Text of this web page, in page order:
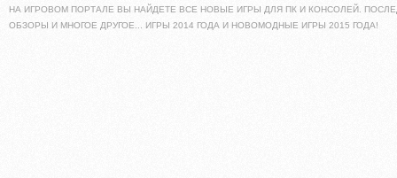
НА ИГРОВОМ ПОРТАЛЕ ВЫ НАЙДЕТЕ ВСЕ НОВЫЕ ИГРЫ ДЛЯ ПК И КОНСОЛЕЙ.
ОБЗОРЫ И МНОГОЕ ДРУГОЕ... ИГРЫ 2014 ГОДА И НОВОМОДНЫЕ ИГРЫ 2015 ГОДА!